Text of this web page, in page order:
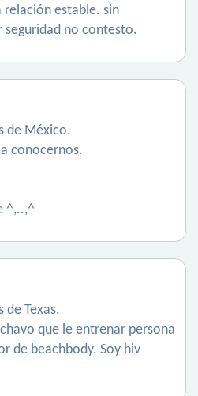
relación estable. sin
no contesto.
de México.
conocernos.
^,..,^
de Texas.
que le entrenar persona
de beachbody. Soy hiv